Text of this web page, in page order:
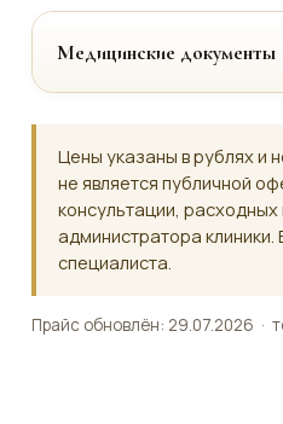
Медицинские документы
Цены указаны в рублях и
не является публичной
консультации,
администратора
специалиста.
Прайс обновлён: 29.07.2026 ·